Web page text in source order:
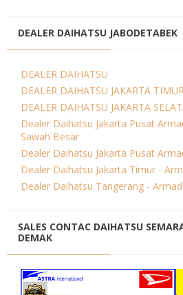
DEALER DAIHATSU JABODETABEK
DEALER DAIHATSU
DEALER DAIHATSU JAKARTA
DEALER DAIHATSU JAKARTA
Dealer Daihatsu Jakarta Pusat
Sawah Besar
Dealer Daihatsu Jakarta Pusat
Dealer Daihatsu Jakarta Timur -
Dealer Daihatsu Tangerang -
SALES CONTAC DAIHATSU
DEMAK